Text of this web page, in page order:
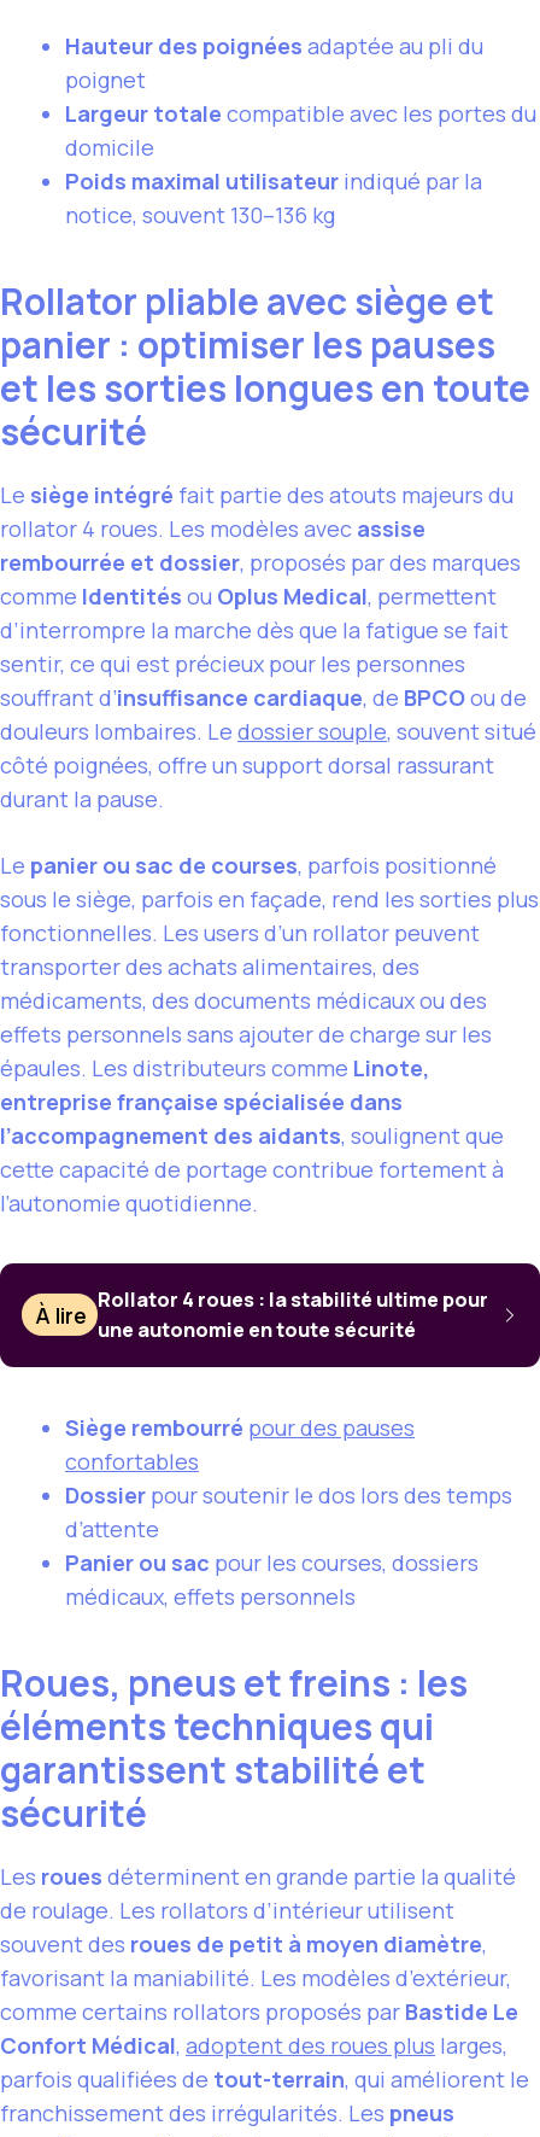
Hauteur des poignées adaptée au pli du
poignet
Largeur totale compatible avec les portes du
domicile
Poids maximal utilisateur indiqué par la
notice, souvent 130–136 kg
Rollator pliable avec siège et
panier : optimiser les pauses
et les sorties longues en toute
sécurité
Le siège intégré fait partie des atouts majeurs du
rollator 4 roues. Les modèles avec assise
rembourrée et dossier, proposés par des marques
comme Identités ou Oplus Medical, permettent
d’interrompre la marche dès que la fatigue se fait
sentir, ce qui est précieux pour les personnes
souffrant d’insuffisance cardiaque, de BPCOou de
douleurs lombaires. Le dossier souple, souvent situé
côté poignées, offre un support dorsal rassurant
durant la pause.
Le panier ou sac de courses, parfois positionné
sous le siège, parfois en façade, rend les sorties plus
fonctionnelles. Les users d’un rollator peuvent
transporter des achats alimentaires, des
médicaments, des documents médicaux ou des
effets personnels sans ajouter de charge sur les
épaules. Les distributeurs comme Linote,
entreprise française spécialisée dans
l’accompagnement des aidants, soulignent que
cette capacité de portage contribue fortement à
l’autonomie quotidienne.
À lire
Rollator 4 roues : la stabilité ultime pour
une autonomie en toute sécurité
Siège rembourré pour des pauses
confortables
Dossier pour soutenir le dos lors des temps
d’attente
Panier ou sac pour les courses, dossiers
médicaux, effets personnels
Roues, pneus et freins : les
éléments techniques qui
garantissent stabilité et
sécurité
Les roues déterminent en grande partie la qualité
de roulage. Les rollators d’intérieur utilisent
souvent des roues de petit à moyen diamètre,
favorisant la maniabilité. Les modèles d’extérieur,
comme certains rollators proposés par Bastide Le
Confort Médical, adoptent des roues plus larges,
parfois qualifiées de tout-terrain, qui améliorent le
franchissement des irrégularités. Les pneus